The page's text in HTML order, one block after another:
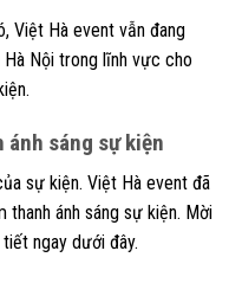
Việt Hà event vẫn đang
Nội trong lĩnh vực cho
ánh sáng sự kiện
sự kiện. Việt Hà event đã
ánh sáng sự kiện. Mời
ngay dưới đây.